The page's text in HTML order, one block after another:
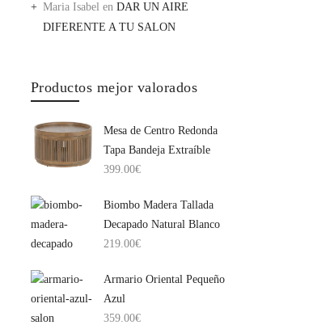
Maria Isabelen DAR UN AIRE
DIFERENTE A TU SALON
Productos mejor valorados
Mesa de Centro Redonda
Tapa Bandeja Extraíble
399.00€
Biombo Madera Tallada
Decapado Natural Blanco
219.00€
Armario Oriental Pequeño
Azul
359.00€